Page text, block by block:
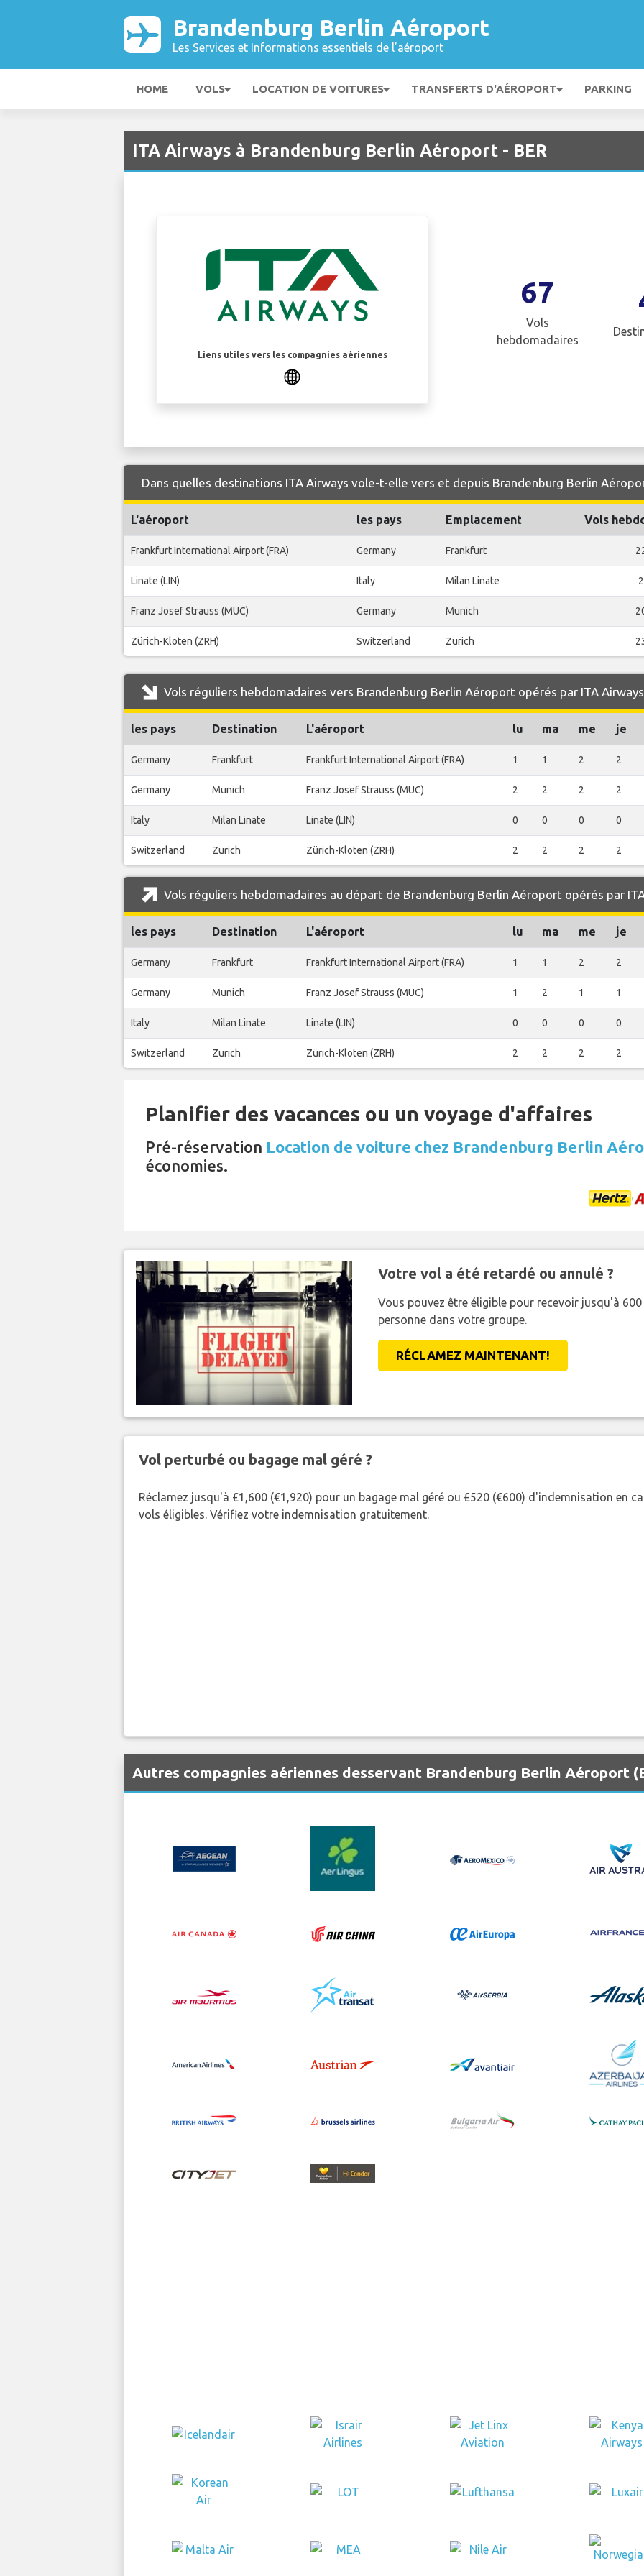
Brandenburg Berlin Aéroport
Les Services et Informations essentiels de l’aéroport
HOME VOLS LOCATION DE VOITURES TRANSFERTS D'AÉROPORT PARKING
ITA Airways à Brandenburg Berlin Aéroport - BER
Liens utiles vers les compagnies aériennes
67
Vols
hebdomadaires
Dans quelles destinations ITA Airways vole-t-elle vers et depuis Brandenburg Berlin
L'aéroport les pays Emplacement Vols
Frankfurt International Airport (FRA) Germany Frankfurt
Linate (LIN) Italy Milan Linate 2
Franz Josef Strauss (MUC) Germany Munich
Zürich-Kloten (ZRH) Switzerland Zurich
Vols réguliers hebdomadaires vers Brandenburg Berlin Aéroport opérés par ITA Airways
les pays Destination L'aéroport lu ma me je
Germany Frankfurt Frankfurt International Airport (FRA) 1 1 2 2
Germany Munich Franz Josef Strauss (MUC) 2 2 2 2
Italy Milan Linate Linate (LIN) 0 0 0 0
Switzerland Zurich Zürich-Kloten (ZRH) 2 2 2 2
Vols réguliers hebdomadaires au départ de Brandenburg Berlin Aéroport opérés par
les pays Destination L'aéroport lu ma me je
Germany Frankfurt Frankfurt International Airport (FRA) 1 1 2 2
Germany Munich Franz Josef Strauss (MUC) 1 2 1 1
Italy Milan Linate Linate (LIN) 0 0 0 0
Switzerland Zurich Zürich-Kloten (ZRH) 2 2 2 2
Planifier des vacances ou un voyage d'affaires
Pré-réservation Location de voiture chez Brandenburg Berlin
économies.
Votre vol a été retardé ou annulé ?
Vous pouvez être éligible pour recevoir jusqu'à
personne dans votre groupe.
RÉCLAMEZ MAINTENANT!
Vol perturbé ou bagage mal géré ?
Réclamez jusqu'à £1,600 (€1,920) pour un bagage mal géré ou £520 (€600) d'indemnisation en
vols éligibles. Vérifiez votre indemnisation gratuitement.
Autres compagnies aériennes desservant Brandenburg Berlin Aéroport